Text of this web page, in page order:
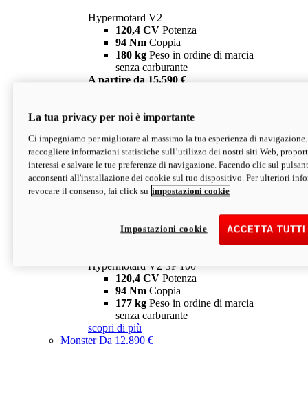
Hypermotard V2
120,4 CV Potenza
94 Nm Coppia
180 kg Peso in ordine di marcia
senza carburante
A partire da 15.590 €
V2 SP
Hypermotard V2 SP
120,4 CVPotenza
94 NmCoppia
177 kgPeso in ordine di marcia
senza carburante
Depotenziata 35 kW: 18.890 € i
configura scopri di più
Hypermotard V2 SP 100
120,4 CV Potenza
94 Nm Coppia
177 kg Peso in ordine di marcia
senza carburante
scopri di più
MonsterDa 12.890 €
La tua privacy per noi è importante
Ci impegniamo per migliorare al massimo la tua esperienza di
raccogliere informazioni statistiche sull’utilizzo dei nostri siti Web,
interessi e salvare le tue preferenze di navigazione. Facendo clic sul
acconsenti all'installazione dei cookie sul tuo dispositivo. Per ulteriori
revocare il consenso, fai click su impostazioni cookie
ACCETTA
Impostazioni cookie